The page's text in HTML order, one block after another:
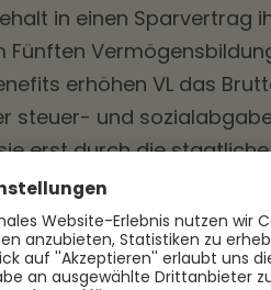
in einen Sparvertrag
Fünften
erhöhen VL das
steuer- und
erst durch die staatliche